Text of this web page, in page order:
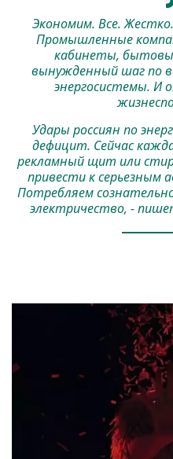
Экономим. Все.
Промышленные
кабинеты,
вынужденный шаг по
энергосистемы. И
Удары россиян по
дефицит. Сейчас
рекламный щит или
привести к серьезным
Потребляем
электричество, -